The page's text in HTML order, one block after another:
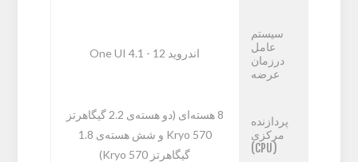
سیستم
عامل
درزمان
عرضه
اندروید 12 - One UI 4.1
پردازنده
مرکزی
(CPU)
8 هسته‌ای (دو هسته‌ی 2.2 گیگاهرتز
Kryo 570 و شش هسته‌ی 1.8
گیگاهرتز Kryo 570)